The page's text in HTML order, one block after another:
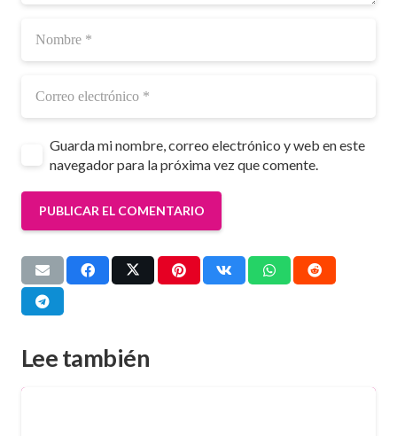
Guarda mi nombre, correo electrónico y web en este
navegador para la próxima vez que comente.
PUBLICAR EL COMENTARIO
Lee también